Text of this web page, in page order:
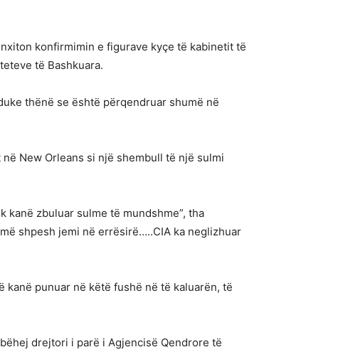
konfirmimin e figurave kyçe të kabinetit të
të Bashkuara.
thënë se është përqendruar shumë në
New Orleans si një shembull të një sulmi
kanë zbuluar sulme të mundshme”, tha
shpesh jemi në errësirë…..CIA ka neglizhuar
punuar në këtë fushë në të kaluarën, të
drejtori i parë i Agjencisë Qendrore të